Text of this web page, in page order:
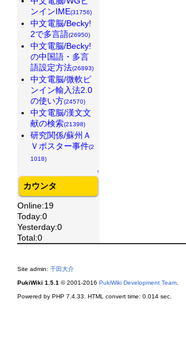
ンインIME(31756)
中文電脳/Becky!
2で多言語(26950)
中文電脳/Becky!
の中国語・多言
語設定方法(26893)
中文電脳/微軟ピ
ンイン輸入法2.0
の使い方(24570)
中文電脳/漢文文
献の検索(21398)
研究関係/蘇州Ａ
Ｖポスター事件(2
1018)
↑
カウンタ
Online:19
Today:0
Yesterday:0
Total:0
Site admin: 千田大介
PukiWiki 1.5.1 © 2001-2016 PukiWiki Development Team.
Powered by PHP 7.4.33. HTML convert time: 0.014 sec.